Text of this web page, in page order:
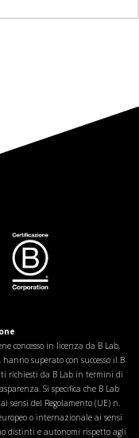
concesso in licenza da B Lab,
superato con successo il B
richiesti da B Lab in termini di
Si specifica che B Lab
del Regolamento (UE) n.
o internazionale ai sensi
distinti e autonomi rispetto agli